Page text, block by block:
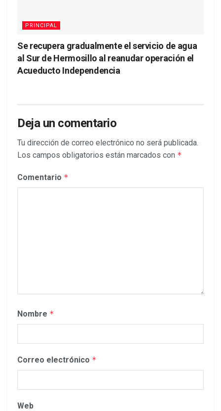
PRINCIPAL
Se recupera gradualmente el servicio de agua
al Sur de Hermosillo al reanudar operación el
Acueducto Independencia
Deja un comentario
Tu dirección de correo electrónico no será publicada.
Los campos obligatorios están marcados con *
Comentario *
Nombre *
Correo electrónico *
Web